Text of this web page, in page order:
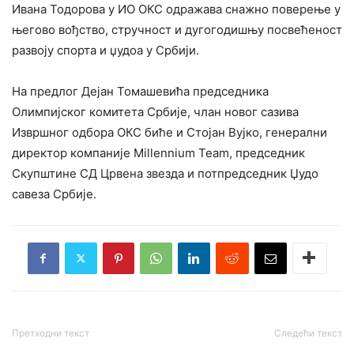
Ивана Тодорова у ИО ОКС одражава снажно поверење у
његово вођство, стручност и дугогодишњу посвећеност
развоју спорта и џудоа у Србији.
На предлог Дејан Томашевића председника
Олимпијског комитета Србије, члан новог сазива
Извршног одбора ОКС биће и Стојан Вујко, генерални
директор компаније Millennium Team, председник
Скупштине СД Црвена звезда и потпредседник Џудо
савеза Србије.
Претходни текст Следећи текст